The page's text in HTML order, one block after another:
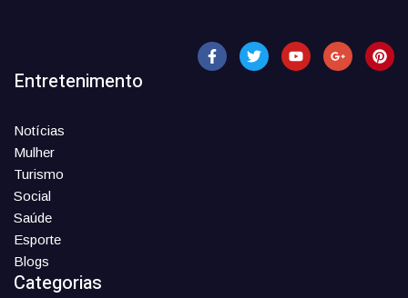
Entretenimento
Notícias
Mulher
Turismo
Social
Saúde
Esporte
Blogs
Categorias